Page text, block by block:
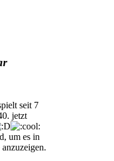
seit 7
jetzt
um es in